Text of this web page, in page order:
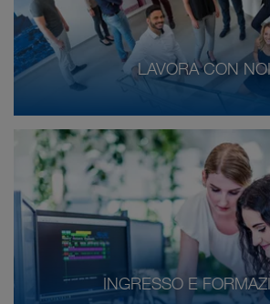
LAVORA CON NOI
INGRESSO E